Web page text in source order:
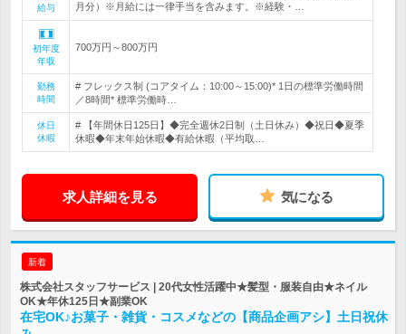
給与
月分）※月給には一律手当を含みます。※経験・…
初年度
年収
700万円～800万円
勤務
時間
# フレックス制 (コアタイム：10:00～15:00)* 1日の標準労働時間
／8時間* 標準労働時…
休日
休暇
# 【年間休日125日】◆完全週休2日制（土日休み）◆祝日◆夏季
休暇◆年末年始休暇◆有給休暇（平均取…
求人詳細を見る 気になる
新着
株式会社スタッフサービス | 20代女性活躍中★髪型・服装自由★ネイル
OK★年休125日★副業OK
在宅OK♪お菓子・雑貨・コスメなどの【商品企画アシ】土日祝休